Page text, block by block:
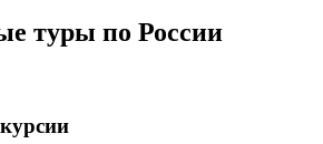
туры по России